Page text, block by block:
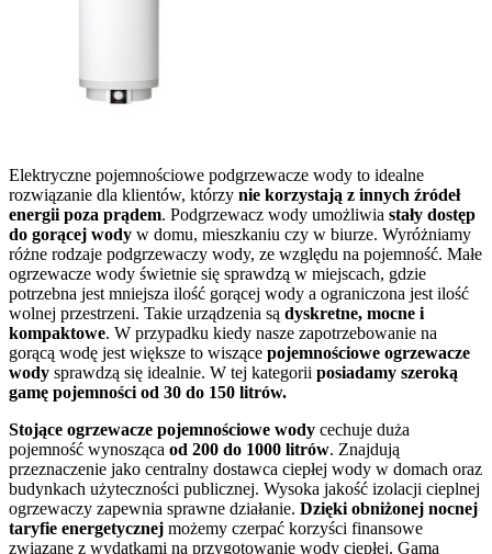
Elektryczne pojemnościowe podgrzewacze wody to idealne
rozwiązanie dla klientów, którzy nie korzystają z innych źródeł
energii poza prądem. Podgrzewacz wody umożliwia stały dostęp
do gorącej wody w domu, mieszkaniu czy w biurze. Wyróżniamy
różne rodzaje podgrzewaczy wody, ze względu na pojemność. Małe
ogrzewacze wody świetnie się sprawdzą w miejscach, gdzie
potrzebna jest mniejsza ilość gorącej wody a ograniczona jest ilość
wolnej przestrzeni. Takie urządzenia są dyskretne, mocne i
kompaktowe. W przypadku kiedy nasze zapotrzebowanie na
gorącą wodę jest większe to wiszące pojemnościowe ogrzewacze
wody sprawdzą się idealnie. W tej kategorii posiadamy szeroką
gamę pojemności od 30 do 150 litrów.
Stojące ogrzewacze pojemnościowe wody cechuje duża
pojemność wynosząca od 200 do 1000 litrów. Znajdują
przeznaczenie jako centralny dostawca ciepłej wody w domach oraz
budynkach użyteczności publicznej. Wysoka jakość izolacji cieplnej
ogrzewaczy zapewnia sprawne działanie. Dzięki obniżonej nocnej
taryfie energetycznej możemy czerpać korzyści finansowe
związane z wydatkami na przygotowanie wody ciepłej. Gama